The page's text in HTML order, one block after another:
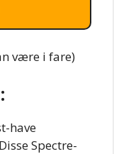
være i fare)
have
Spectre-